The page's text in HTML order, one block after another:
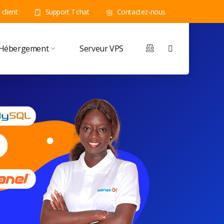
Support Tchat Contactez-nous
Serveur VPS